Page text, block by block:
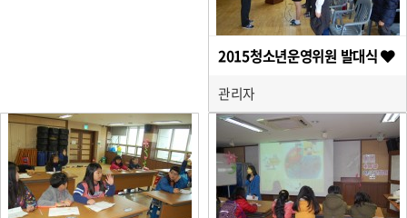
2015청소년운영위원 발대식
관리자